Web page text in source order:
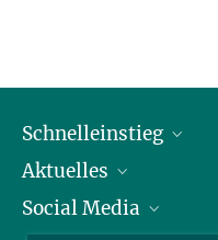
Schnelleinstieg
Personen
Pressebereich
Aktuelles
Stellenangebote
Social Media